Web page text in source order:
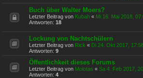
Buch über Walter Moers?
Letzter Beitrag von Kubah « Mi 16. Mai 2018,
Antworten: 18
Lockung von Nachtschülern
Letzter Beitrag von Rick « Di 24. Okt 2017,
Antworten: 9
Öffentlichkeit dieses Forums
Letzter Beitrag von Molotas « Sa 4. Feb 2017,
Antworten: 4